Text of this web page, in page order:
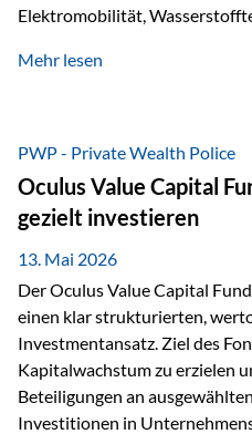
Elektromobilität,
Faktoren für Investoren –
klassischer „Sicherheitsanker“
Palladium zusätzlich die
Entwicklungen zu profitieren.
nur durch Anleger, sondern
Gerade in…
Mehr lesen
PWP - Private Wealth Police
Oculus Value Capital
gezielt investieren
13. Mai 2026
Der Oculus Value Capital
einen klar strukturierten,
Investmentansatz. Ziel des
Kapitalwachstum zu erzielen
Beteiligungen an
Investitionen in